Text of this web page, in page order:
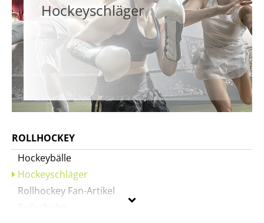
Hockeyschläger
ROLLHOCKEY
Hockeybälle
Hockeyschläger
Rollhockey Fan-Artikel